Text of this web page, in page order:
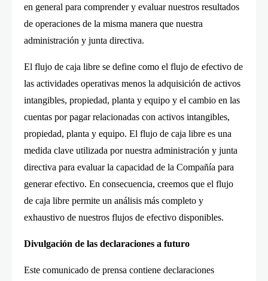
en general para comprender y evaluar nuestros resultados
de operaciones de la misma manera que nuestra
administración y junta directiva.
El flujo de caja libre se define como el flujo de efectivo de
las actividades operativas menos la adquisición de activos
intangibles, propiedad, planta y equipo y el cambio en las
cuentas por pagar relacionadas con activos intangibles,
propiedad, planta y equipo. El flujo de caja libre es una
medida clave utilizada por nuestra administración y junta
directiva para evaluar la capacidad de la Compañía para
generar efectivo. En consecuencia, creemos que el flujo
de caja libre permite un análisis más completo y
exhaustivo de nuestros flujos de efectivo disponibles.
Divulgación de las declaraciones a futuro
Este comunicado de prensa contiene declaraciones